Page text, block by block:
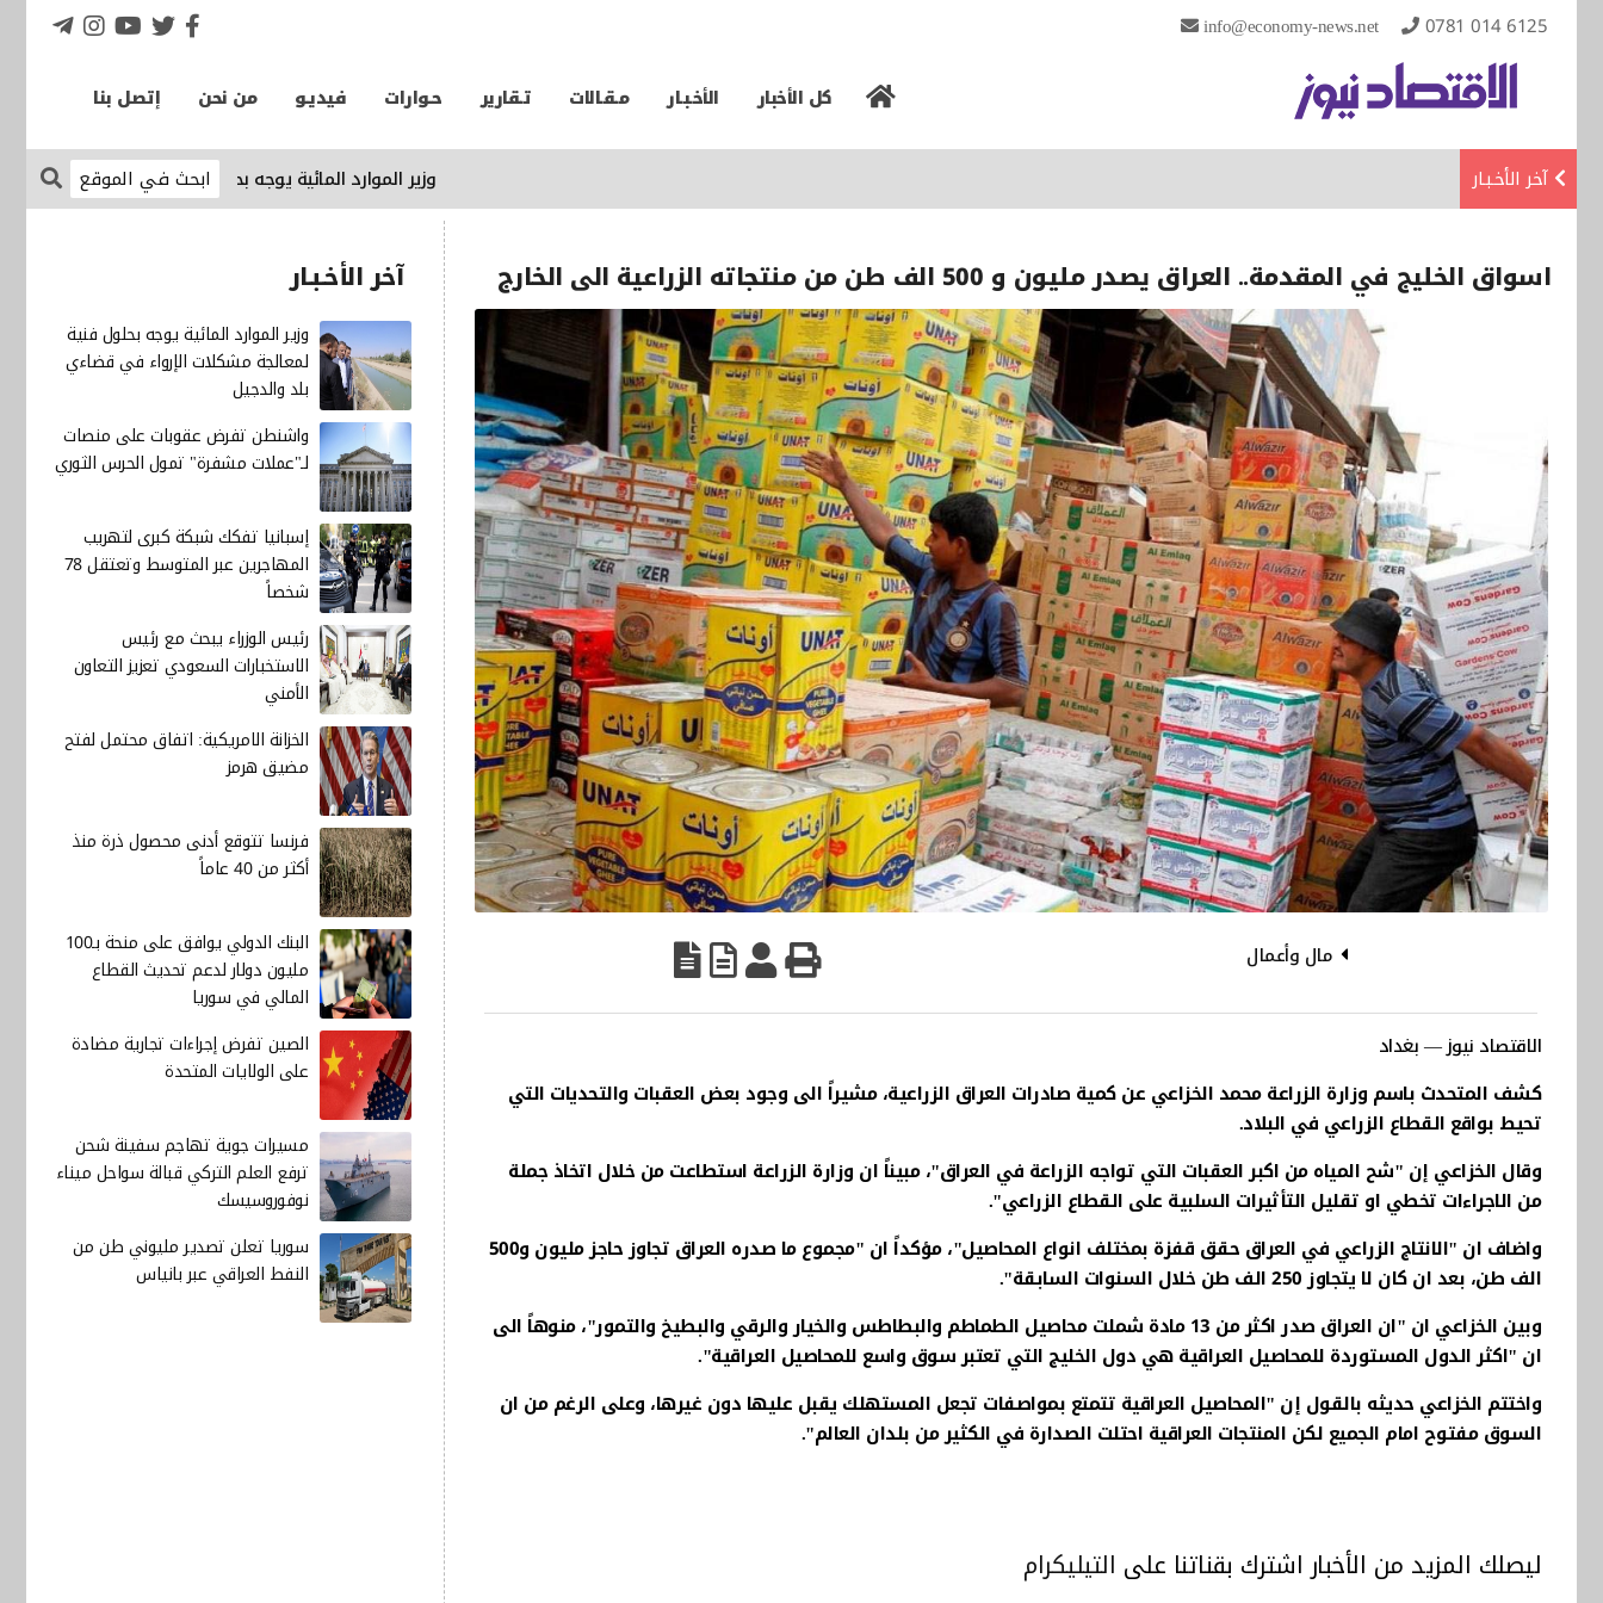
info@economy-news.net 0781 014 6125
كل الأخبار الأخـبـار مـقـالات تـقارير حـوارات فيديـو من نحن إتصل بنا
آخر الأخـبـار وزير الموارد المائية يوجه بحلول فنية لمعالجة مشكلات
اسواق الخليج في المقدمة.. العراق يصدر مليون و 500 الف طن من منتجاته الزراعية الى الخارج
مال وأعمال
الاقتصاد نيوز — بغداد
كشف المتحدث باسم وزارة الزراعة محمد الخزاعي عن كمية صادرات العراق الزراعية، مشيراً الى وجود بعض العقبات والتحديات التي
تحيط بواقع القطاع الزراعي في البلاد.
وقال الخزاعي إن "شح المياه من اكبر العقبات التي تواجه الزراعة في العراق"، مبيناً ان وزارة الزراعة استطاعت من خلال اتخاذ جملة
من الاجراءات تخطي او تقليل التأثيرات السلبية على القطاع الزراعي".
واضاف ان "الانتاج الزراعي في العراق حقق قفزة بمختلف انواع المحاصيل"، مؤكداً ان "مجموع ما صدره العراق تجاوز حاجز مليون و500
الف طن، بعد ان كان لا يتجاوز 250 الف طن خلال السنوات السابقة".
وبين الخزاعي ان "ان العراق صدر اكثر من 13 مادة شملت محاصيل الطماطم والبطاطس والخيار والرقي والبطيخ والتمور"، منوهاً الى
ان "اكثر الدول المستوردة للمحاصيل العراقية هي دول الخليج التي تعتبر سوق واسع للمحاصيل العراقية".
واختتم الخزاعي حديثه بالقول إن "المحاصيل العراقية تتمتع بمواصفات تجعل المستهلك يقبل عليها دون غيرها، وعلى الرغم من ان
السوق مفتوح امام الجميع لكن المنتجات العراقية احتلت الصدارة في الكثير من بلدان العالم".
ليصلك المزيد من الأخبار اشترك بقناتنا على التيليكرام
آخر الأخـبـار
وزير الموارد المائية يوجه بحلول فنية
لمعالجة مشكلات الإرواء في قضاءي
بلد والدجيل
واشنطن تفرض عقوبات على منصات
لـ"عملات مشفرة" تمول الحرس الثوري
إسبانيا تفكك شبكة كبرى لتهريب
المهاجرين عبر المتوسط وتعتقل 78
شخصاً
رئيس الوزراء يبحث مع رئيس
الاستخبارات السعودي تعزيز التعاون
الأمني
الخزانة الامريكية: اتفاق محتمل لفتح
مضيق هرمز
فرنسا تتوقع أدنى محصول ذرة منذ
أكثر من 40 عاماً
البنك الدولي يوافق على منحة بـ100
مليون دولار لدعم تحديث القطاع
المالي في سوريا
الصين تفرض إجراءات تجارية مضادة
على الولايات المتحدة
مسيرات جوية تهاجم سفينة شحن
ترفع العلم التركي قبالة سواحل ميناء
نوفوروسيسك
سوريا تعلن تصدير مليوني طن من
النفط العراقي عبر بانياس